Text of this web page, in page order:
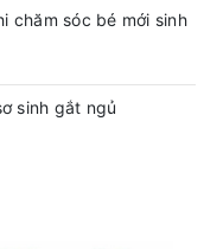
chăm sóc bé mới sinh
sinh gắt ngủ